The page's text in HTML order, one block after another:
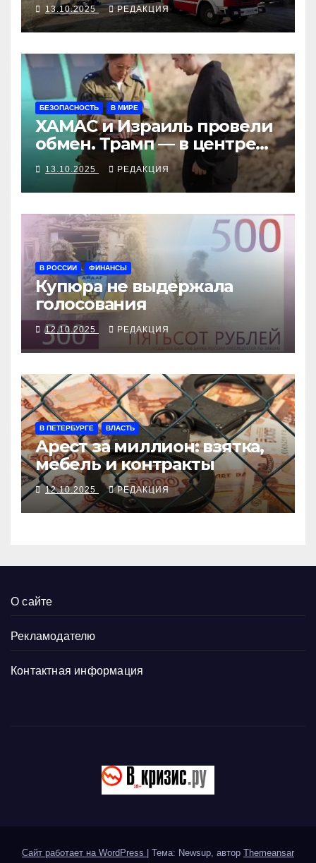
13.10.2025 РЕДАКЦИЯ
БЕЗОПАСНОСТЬ В МИРЕ
ХАМАС и Израиль провели
обмен. Трамп — в центре
внимания
13.10.2025 РЕДАКЦИЯ
В РОССИИ ФИНАНСЫ
Купюра не выдержала
голосования
12.10.2025 РЕДАКЦИЯ
В ПЕТЕРБУРГЕ ВЛАСТЬ
Арест за миллион: взятка,
мебель и контракты
12.10.2025 РЕДАКЦИЯ
О сайте
Рекламодателю
Контактная информация
Сайт работает на WordPress Тема: Newsup, автор Themeansar